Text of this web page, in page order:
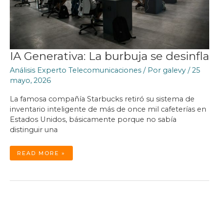
IA Generativa: La burbuja se desinfla
Análisis Experto Telecomunicaciones / Por galevy /25
mayo, 2026
La famosa compañía Starbucks retiró su sistema de
inventario inteligente de más de once mil cafeterías en
Estados Unidos, básicamente porque no sabía
distinguir una
IA
LA
READ MORE »